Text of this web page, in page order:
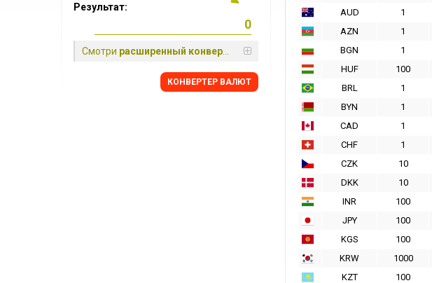
AUD
1
AZN
1
BGN
1
HUF
100
BRL
1
BYN
1
CAD
1
CHF
1
CZK
10
DKK
10
INR
100
JPY
100
KGS
100
KRW
1000
KZT
100
Результат:
Смотри расширенный конвертер
КОНВЕРТЕР ВАЛЮТ